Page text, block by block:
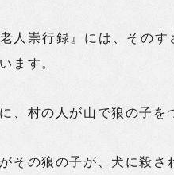
老人崇行録』には、その
ます。
、村の人が山で狼の子を
その狼の子が、犬に殺さ